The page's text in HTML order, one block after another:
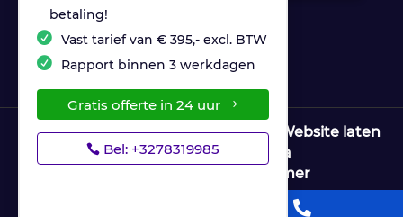
betaling!
Vast tarief van € 395,- excl. BTW
Rapport binnen 3 werkdagen
Gratis offerte in 24 uur
Bel: +3278319985
© Copyright Ultrices Lekdetectie |
Website laten
maken door Flexamedia
Disclaimer
